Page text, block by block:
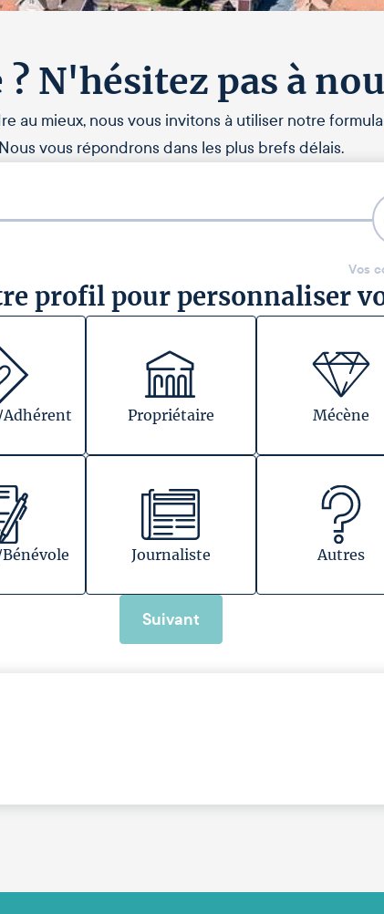
N'hésitez pas à
au mieux, nous vous invitons à utiliser notre
Nous vous répondrons dans les plus brefs délais.
Vos
profil pour personnaliser
Propriétaire Mécène
Journaliste Autres
Suivant